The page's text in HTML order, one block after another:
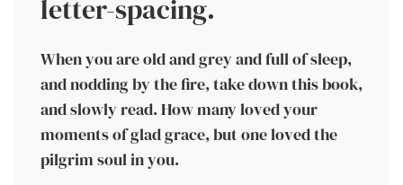
letter-spacing.
When you are old and grey and full of sleep,
and nodding by the fire, take down this book,
and slowly read. How many loved your
moments of glad grace, but one loved the
pilgrim soul in you.